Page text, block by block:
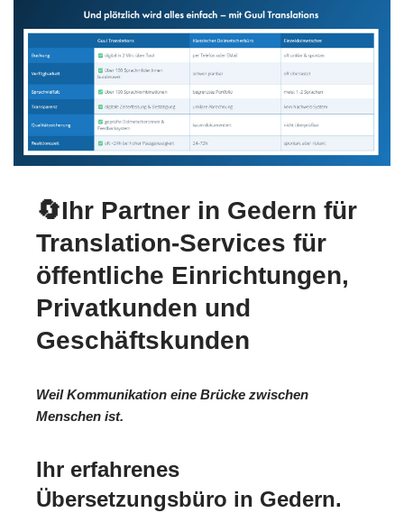
🔄Ihr Partner in Gedern für
Translation-Services für
öffentliche Einrichtungen,
Privatkunden und
Geschäftskunden
Weil Kommunikation eine Brücke zwischen
Menschen ist.
Ihr erfahrenes
Übersetzungsbüro in Gedern.